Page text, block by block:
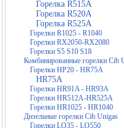
Горелка R515A
Горелка R520A
Горелка R525A
Горелки R1025 - R1040
Горелки RX2050-RX2080
Горелки S5 S10 S18
Комбинированные горелки Cib
Горелки HP20 - HR75A
HR75A
Горелки HR91A - HR93A
Горелки HR512A-HR525A
Горелки HR1025 - HR1040
Дизельные горелки Cib Unigas
Горелки LO35 - LO550